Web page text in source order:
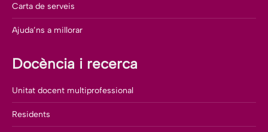
Carta de serveis
Ajuda’ns a millorar
Docència i recerca
Unitat docent multiprofessional
Residents